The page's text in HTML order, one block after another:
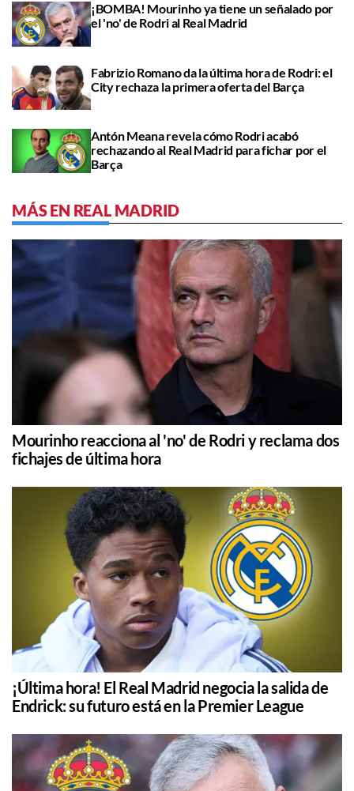
¡BOMBA! Mourinho ya tiene un señalado por
el 'no' de Rodri al Real Madrid
Fabrizio Romano da la última hora de Rodri: el
City rechaza la primera oferta del Barça
Antón Meana revela cómo Rodri acabó
rechazando al Real Madrid para fichar por el
Barça
MÁS EN REAL MADRID
Mourinho reacciona al 'no' de Rodri y reclama dos
fichajes de última hora
¡Última hora! El Real Madrid negocia la salida de
Endrick: su futuro está en la Premier League